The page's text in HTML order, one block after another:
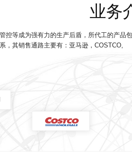
业务
控等成为强有力的生产后盾，所代工的产
，其销售通路主要有：亚马逊，COSTCO,